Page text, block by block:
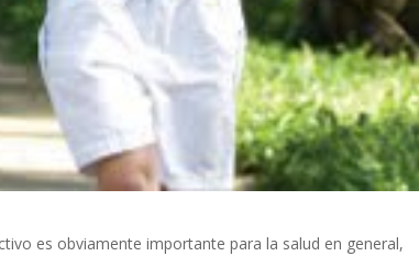
es obviamente importante para la salud en general,